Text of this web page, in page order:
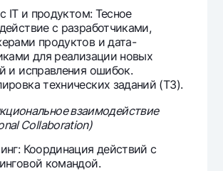
IT и продуктом: Тесное
с разработчиками,
продуктов и дата-
для реализации новых
и исправления ошибок.
технических заданий (ТЗ).
взаимодействие
Collaboration)
Координация действий с
командой.